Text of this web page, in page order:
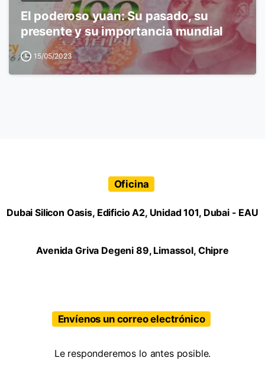
El poderoso yuan: Su pasado, su
presente y su importancia mundial
15/05/2023
Oficina
Dubai Silicon Oasis, Edificio A2, Unidad 101, Dubai - EAU
Avenida Griva Degeni 89, Limassol, Chipre
Envíenos un correo electrónico
Le responderemos lo antes posible.